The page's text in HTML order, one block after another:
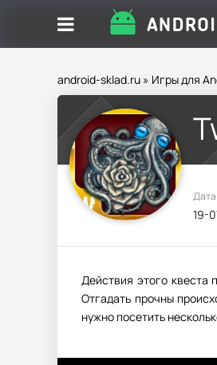
android-sklad.ru » Игры для
19-
Действия этого квеста
Отгадать прочны
нужно посетить